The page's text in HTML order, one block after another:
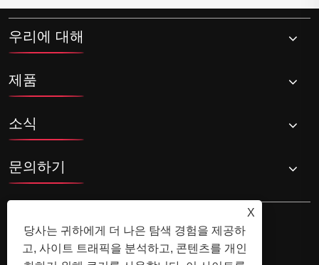
우리에 대해
제품
소식
문의하기
X
당사는 귀하에게 더 나은 탐색 경험을 제공하
고, 사이트 트래픽을 분석하고, 콘텐츠를 개인